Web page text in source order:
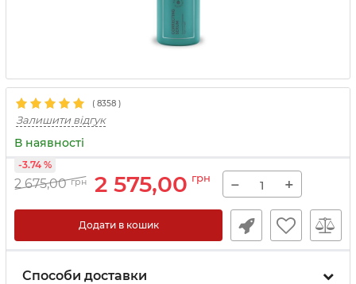
( 8358 )
Залишити відгук
В наявності
2 675,00 грн 2 575,00 грн
-3.74 %
− +
Додати в кошик
Способи доставки